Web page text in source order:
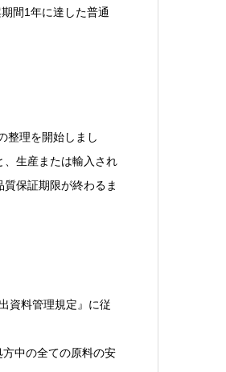
間1年に達した普通
整理を開始しまし
、生産または輸入され
保証期限が終わるま
資料管理規定』に従
中の全ての原料の安